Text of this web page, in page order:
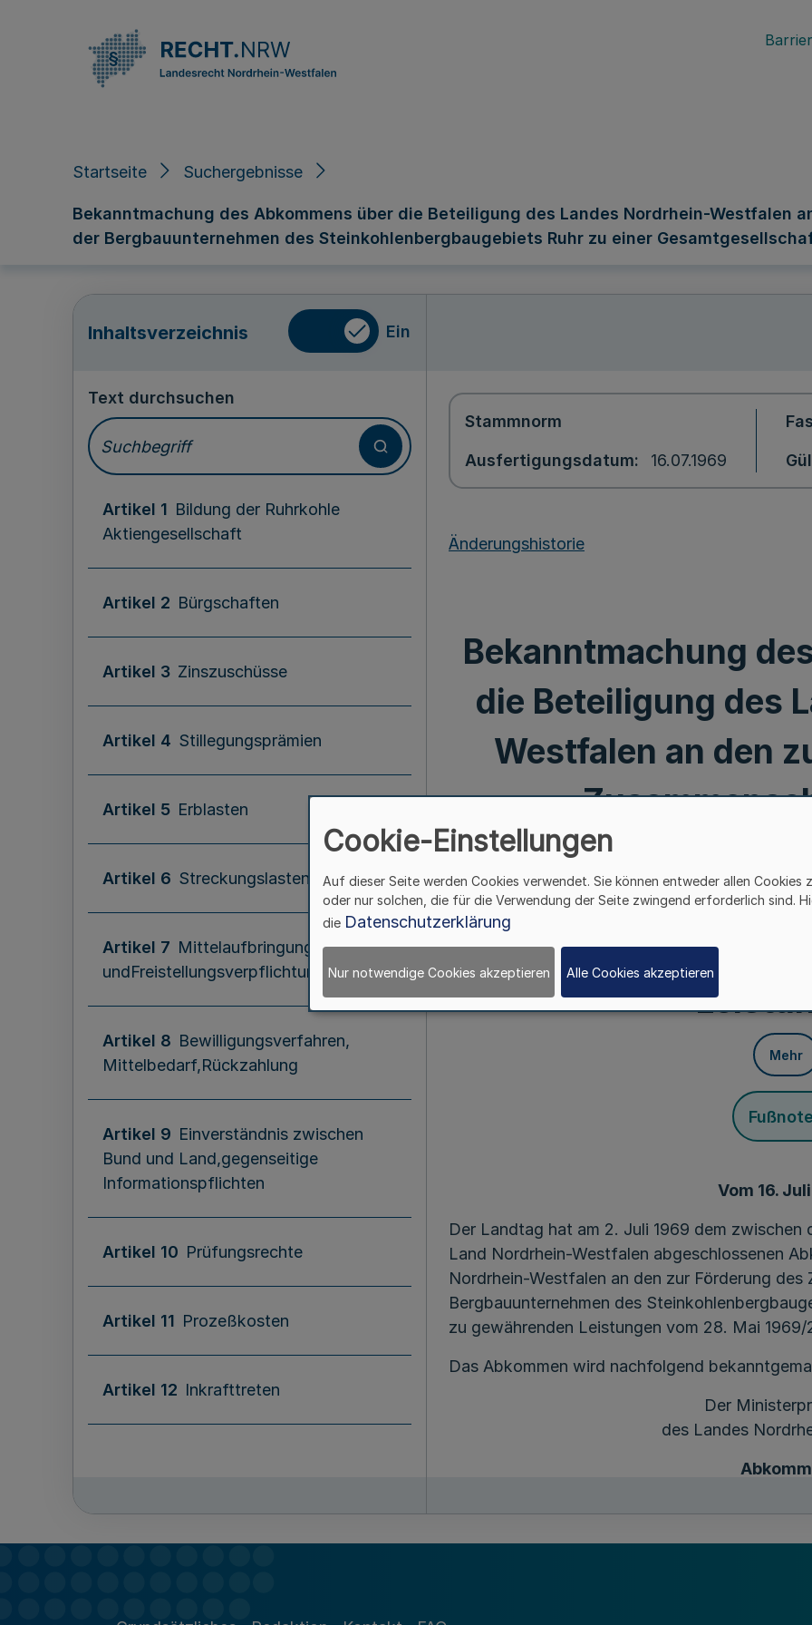
Startseite Suchergebnisse
Bekanntmachung des Abkommens über die Beteiligung des Landes Nordrhein-Westfalen
der Bergbauunternehmen des Steinkohlenbergbaugebiets Ruhr zu einer
Inhaltsverzeichnis Ein
Text durchsuchen
Artikel 1 Bildung der Ruhrkohle
Aktiengesellschaft
Artikel 2 Bürgschaften
Artikel 3 Zinszuschüsse
Artikel 4 Stillegungsprämien
Artikel 5 Erblasten
Artikel 6 Streckungslasten
Artikel 7 Mittelaufbringung
undFreistellungsverpflichtung
Artikel 8 Bewilligungsverfahren,
Mittelbedarf,Rückzahlung
Artikel 9 Einverständnis zwischen
Bund und Land,gegenseitige
Informationspflichten
Artikel 10 Prüfungsrechte
Artikel 11 Prozeßkosten
Artikel 12 Inkrafttreten
Stammnorm
Ausfertigungsdatum 16.07.1969
Änderungshistorie
Bekanntmachung
die Beteiligung des
Westfalen an den
Mehr
Vom 16.
Der Landtag hat am 2. Juli 1969 dem
Land Nordrhein-Westfalen abgeschlossenen
Nordrhein-Westfalen an den zur Förderung des
Bergbauunternehmen des
zu gewährenden Leistungen vom 28. Mai
Das Abkommen wird nachfolgend
Der
des Landes
an den zur Förderung des
Bergbauunternehmen des
Cookie-Einstellungen
Auf dieser Seite werden Cookies verwendet. Sie können entweder allen Cookies
oder nur solchen, die für die Verwendung der Seite zwingend erforderlich sind.
die Datenschutzerklärung
Nur notwendige Cookies akzeptieren Alle Cookies akzeptieren